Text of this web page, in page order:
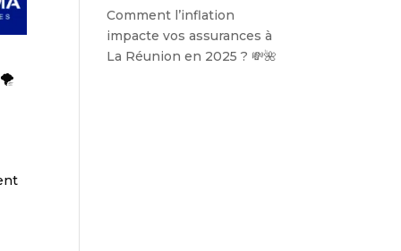
🌪️
Comment l’inflation
impacte vos assurances à
La Réunion en 2025 ? 💸🌺